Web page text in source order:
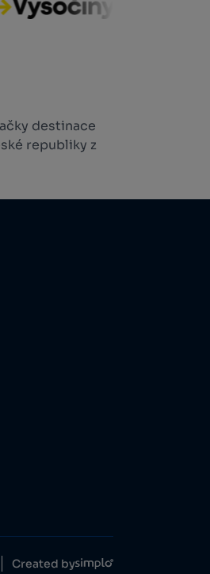
destinace
republiky z
Created by